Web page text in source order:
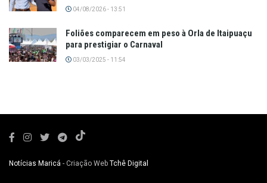
04/08/2026 - 13:51
Foliões comparecem em peso à Orla de Itaipuaçu
para prestigiar o Carnaval
03/03/2025 - 11:54
Notícias Maricá - Criação Web Tchê Digital